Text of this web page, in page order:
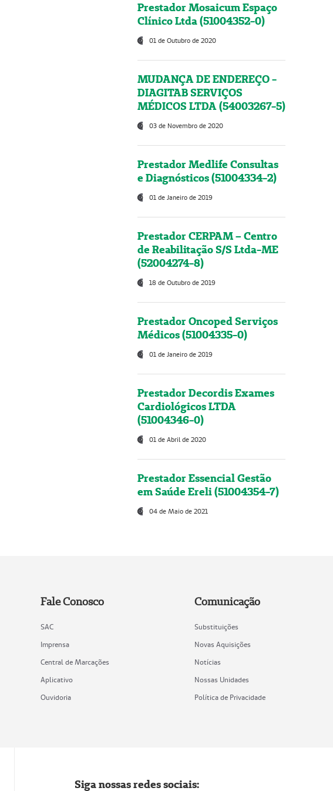
Prestador Mosaicum Espaço
Clínico Ltda (51004352-0)
01 de Outubro de 2020
MUDANÇA DE ENDEREÇO -
DIAGITAB SERVIÇOS
MÉDICOS LTDA (54003267-5)
03 de Novembro de 2020
Prestador Medlife Consultas
e Diagnósticos (51004334-2)
01 de Janeiro de 2019
Prestador CERPAM – Centro
de Reabilitação S/S Ltda-ME
(52004274-8)
18 de Outubro de 2019
Prestador Oncoped Serviços
Médicos (51004335-0)
01 de Janeiro de 2019
Prestador Decordis Exames
Cardiológicos LTDA
(51004346-0)
01 de Abril de 2020
Prestador Essencial Gestão
em Saúde Ereli (51004354-7)
04 de Maio de 2021
Fale Conosco
SAC
Imprensa
Central de Marcações
Aplicativo
Ouvidoria
Comunicação
Substituições
Novas Aquisições
Notícias
Nossas Unidades
Política de Privacidade
Siga nossas redes sociais: